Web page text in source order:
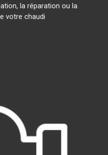
la réparation ou la
votre chaudi